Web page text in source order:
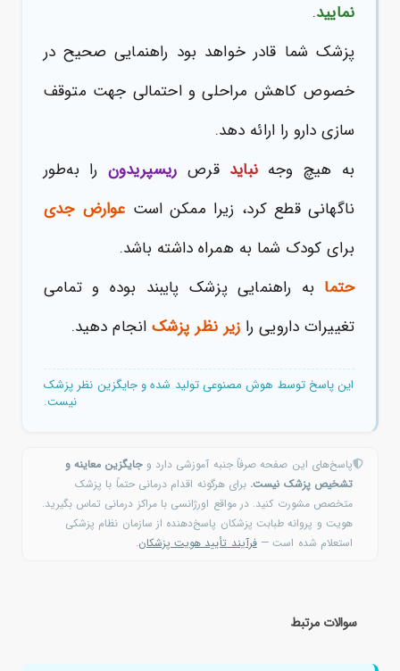
نمایید.
پزشک شما قادر خواهد بود راهنمایی صحیح در
خصوص کاهش مراحلی و احتمالی جهت متوقف
سازی دارو را ارائه دهد.
به هیچ وجهنباید قرص ریسپریدون را به‌طور
ناگهانی قطع کرد، زیرا ممکن است عوارض جدی
برای کودک شما به همراه داشته باشد.
حتما به راهنمایی پزشک پایبند بوده و تمامی
تغییرات دارویی را زیر نظر پزشکانجام دهید.
این پاسخ توسط هوش مصنوعی تولید شده و جایگزین نظر پزشک
نیست.
پاسخ‌های این صفحه صرفاً جنبه آموزشی دارد وجایگزین معاینه و
تشخیص پزشک نیست. برای هرگونه اقدام درمانی حتماً با پزشک
متخصص مشورت کنید. در مواقع اورژانسی با مراکز درمانی تماس بگیرید.
هویت و پروانه طبابت پزشکان پاسخ‌دهنده از سازمان نظام پزشکی
استعلام شده است —فرآیند تأیید هویت پزشکان.
سوالات مرتبط